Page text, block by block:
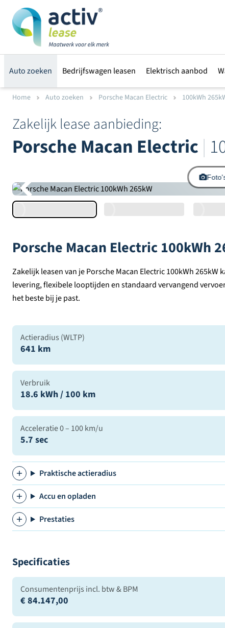
Auto zoeken Bedrijfswagen leasen Elektrisch aanbod
Home Auto zoeken Porsche Macan Electric 100kWh
Zakelijk lease aanbieding:
Porsche Macan Electric |
Porsche Macan Electric 100kWh
Zakelijk leasen van je Porsche Macan Electric 100kWh 265kW
levering, flexibele looptijden en standaard vervangend
het beste bij je past.
Actieradius (WLTP)
641 km
Verbruik
18.6 kWh / 100 km
Acceleratie 0 – 100 km/u
5.7 sec
Praktische actieradius
Accu en opladen
Prestaties
Specificaties
Consumentenprijs incl. btw & BPM
€ 84.147,00